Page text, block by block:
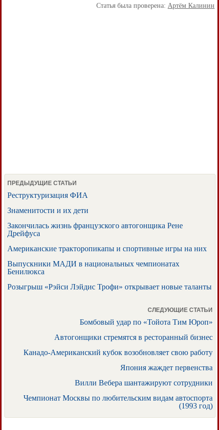
Статья была проверена: Артём Калинин
ПРЕДЫДУЩИЕ СТАТЬИ
Реструктуризация ФИА
Знаменитости и их дети
Закончилась жизнь французского автогонщика Рене
Дрейфуса
Американские тракторопикапы и спортивные игры на них
Выпускники МАДИ в национальных чемпионатах
Бенилюкса
Розыгрыш «Рэйси Лэйдис Трофи» открывает новые таланты
СЛЕДУЮЩИЕ СТАТЬИ
Бомбовый удар по «Тойота Тим Юроп»
Автогонщики стремятся в ресторанный бизнес
Канадо-Американский кубок возобновляет свою работу
Япония жаждет первенства
Вилли Вебера шантажируют сотрудники
Чемпионат Москвы по любительским видам автоспорта
(1993 год)